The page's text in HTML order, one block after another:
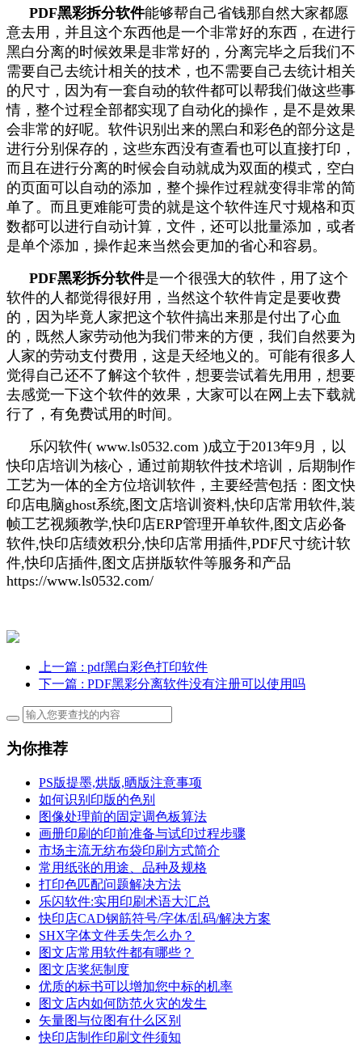
PDF黑彩拆分软件能够帮自己省钱那自然大家都愿
意去用，并且这个东西他是一个非常好的东西，在进行
黑白分离的时候效果是非常好的，分离完毕之后我们不
需要自己去统计相关的技术，也不需要自己去统计相关
的尺寸，因为有一套自动的软件都可以帮我们做这些事
情，整个过程全部都实现了自动化的操作，是不是效果
会非常的好呢。软件识别出来的黑白和彩色的部分这是
进行分别保存的，这些东西没有查看也可以直接打印，
而且在进行分离的时候会自动就成为双面的模式，空白
的页面可以自动的添加，整个操作过程就变得非常的简
单了。而且更难能可贵的就是这个软件连尺寸规格和页
数都可以进行自动计算，文件，还可以批量添加，或者
是单个添加，操作起来当然会更加的省心和容易。
PDF黑彩拆分软件是一个很强大的软件，用了这个
软件的人都觉得很好用，当然这个软件肯定是要收费
的，因为毕竟人家把这个软件搞出来那是付出了心血
的，既然人家劳动他为我们带来的方便，我们自然要为
人家的劳动支付费用，这是天经地义的。可能有很多人
觉得自己还不了解这个软件，想要尝试着先用用，想要
去感觉一下这个软件的效果，大家可以在网上去下载就
行了，有免费试用的时间。
乐闪软件( www.ls0532.com )成立于2013年9月，以
快印店培训为核心，通过前期软件技术培训，后期制作
工艺为一体的全方位培训软件，主要经营包括：图文快
印店电脑ghost系统,图文店培训资料,快印店常用软件,装
帧工艺视频教学,快印店ERP管理开单软件,图文店必备
软件,快印店绩效积分,快印店常用插件,PDF尺寸统计软
件,快印店插件,图文店拼版软件等服务和产品
https://www.ls0532.com/
上一篇 : pdf黑白彩色打印软件
下一篇 : PDF黑彩分离软件没有注册可以使用吗
为你推荐
PS版提墨,烘版,晒版注意事项
如何识别印版的色别
图像处理前的固定调色板算法
画册印刷的印前准备与试印过程步骤
市场主流无纺布袋印刷方式简介
常用纸张的用途、品种及规格
打印色匹配问题解决方法
乐闪软件:实用印刷术语大汇总
快印店CAD钢筋符号/字体/乱码/解决方案
SHX字体文件丢失怎么办？
图文店常用软件都有哪些？
图文店奖惩制度
优质的标书可以增加您中标的机率
图文店内如何防范火灾的发生
矢量图与位图有什么区别
快印店制作印刷文件须知